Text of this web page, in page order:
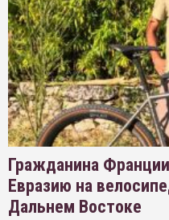
Гражданина
Евразию на
Дальнем Востоке